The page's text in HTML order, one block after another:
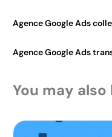
Agence Google Ads
Agence Google Ads
You may also